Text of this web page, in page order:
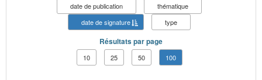
date de publication
thématique
date de signature
type
Résultats par page
10 25 50 100